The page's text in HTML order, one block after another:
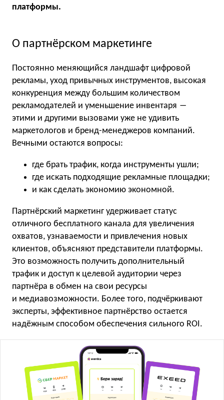
платформы.
О партнёрском маркетинге
Постоянно меняющийся ландшафт цифровой
рекламы, уход привычных инструментов, высокая
конкуренция между большим количеством
рекламодателей и уменьшение инвентаря ―
этими и другими вызовами уже не удивить
маркетологов и бренд-менеджеров компаний.
Вечными остаются вопросы:
где брать трафик, когда инструменты ушли;
где искать подходящие рекламные площадки;
и как сделать экономию экономной.
Партнёрский маркетинг удерживает статус
отличного бесплатного канала для увеличения
охватов, узнаваемости и привлечения новых
клиентов, объясняют представители платформы.
Это возможность получить дополнительный
трафик и доступ к целевой аудитории через
партнёра в обмен на свои ресурсы
и медиавозможности. Более того, подчёркивают
эксперты, эффективное партнёрство остается
надёжным способом обеспечения сильного ROI.